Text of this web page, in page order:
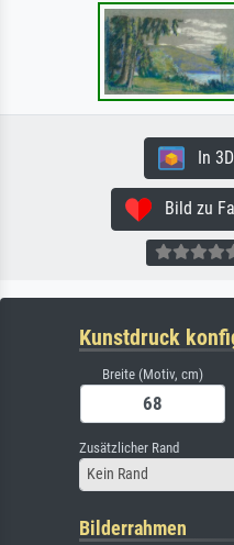
In
Bild zu
Kunstdruck
Breite (Motiv, cm)
Zusätzlicher Rand
Kein Rand
Bilderrahmen